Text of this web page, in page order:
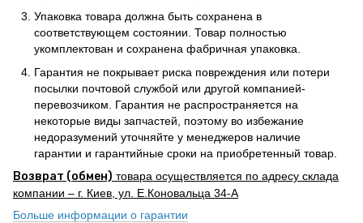
Упаковка товара должна быть сохранена в
соответствующем состоянии. Товар полностью
укомплектован и сохранена фабричная упаковка.
Гарантия не покрывает риска повреждения или потери
посылки почтовой службой или другой компанией-
перевозчиком. Гарантия не распространяется на
некоторые виды запчастей, поэтому во избежание
недоразумений уточняйте у менеджеров наличие
гарантии и гарантийные сроки на приобретенный товар.
Возврат (обмен) товара осуществляется по адресу склада
компании – г. Киев, ул. Е.Коновальца 34-А
Больше информации о гарантии